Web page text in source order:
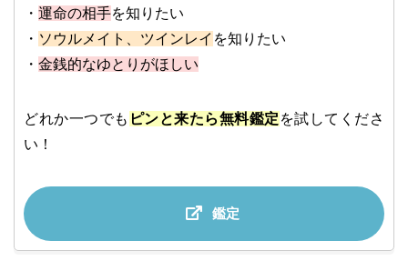
・ 運命の相手を知りたい
・ ソウルメイト、ツインレイ を知りたい
・ 金銭的なゆとりがほしい
どれか一つでも ピンと来たら無料鑑定 を試してくださ
い！
鑑定